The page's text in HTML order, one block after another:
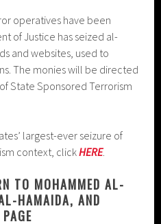
operatives have been
of Justice has seized al-
and websites, used to
The monies will be directed
State Sponsored Terrorism
largest-ever seizure of
context, clickHERE.
TO MOHAMMED AL-
HAMAIDA, AND